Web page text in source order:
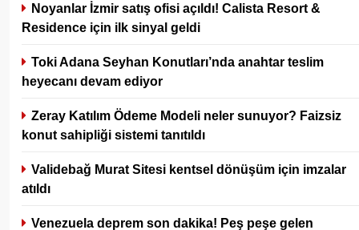
Noyanlar İzmir satış ofisi açıldı! Calista Resort &
Residence için ilk sinyal geldi
Toki Adana Seyhan Konutları’nda anahtar teslim
heyecanı devam ediyor
Zeray Katılım Ödeme Modeli neler sunuyor? Faizsiz
konut sahipliği sistemi tanıtıldı
Validebağ Murat Sitesi kentsel dönüşüm için imzalar
atıldı
Venezuela deprem son dakika! Peş peşe gelen